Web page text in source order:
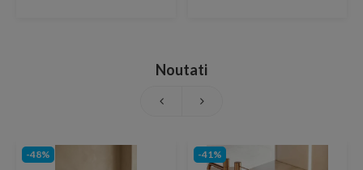
Noutati
-48% -41%